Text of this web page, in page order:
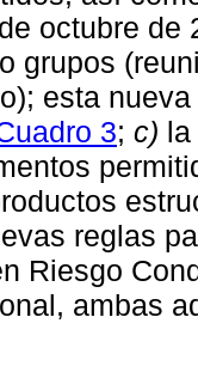
octubre
grupos
esta
3; c) la
reglas
Riesgo
ambas